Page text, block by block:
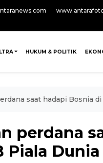
HUKUM & POLITIK
saat hadapi Bosnia
perdana
Dunia